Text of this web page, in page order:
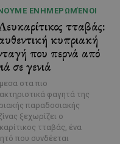
ΕΝΗΜΕΡΩΜΈΝΟΙ
τταβάς:
κυπριακή
που περνά από
σε γενιά
στα πιο
φαγητά της
παραδοσιακής
ξεχωρίζει ο
τταβάς, ένα
που συνδέεται